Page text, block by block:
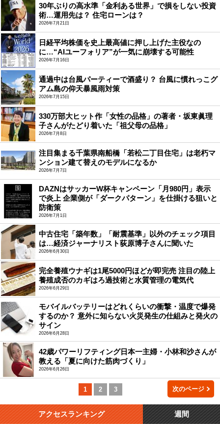
30年ぶりの高水準「金利ある世界」で損をしない投資
術…運用先は？ 住宅ローンは？
2026年7月21日
日経平均株価を史上最高値に押し上げた主役なの
に…“AIユーフォリア”が一気に崩壊する可能性
2026年7月16日
通過中は台風パーティーで酒盛り？ 台風に慣れっこグ
アム島の仰天暴風雨対策
2026年7月15日
330万部大ヒット作「女性の品格」の著者・坂東眞理
子さんがたどり着いた「祖父母の品格」
2026年7月8日
注目集まる千葉県南船橋「若松二丁目住宅」は老朽マ
ンション建て替えのモデルになるか
2026年7月7日
DAZNはサッカーW杯キャンペーン「月980円」表示
で炎上 企業側が「ダークパターン」を仕掛ける狙いと
防衛策
2026年7月1日
中古住宅「築年数」「耐震基準」以外のチェック項目
は…経済ジャーナリスト荻原博子さんに聞いた
2026年6月30日
完全養殖ウナギは1尾5000円ほどが即完売 注目の陸上
養殖成否のカギはろ過技術と水質管理の電気代
2026年6月29日
モバイルバッテリーはどれくらいの衝撃・温度で爆発
するのか？ 意外に知らない火災発生の仕組みと発火の
サイン
2026年6月28日
42歳パワーリフティング日本一主婦・小林和沙さんが
教える「夏に向けた筋肉づくり」
2026年6月26日
1 2 3 次のページ
アクセスランキング 週間